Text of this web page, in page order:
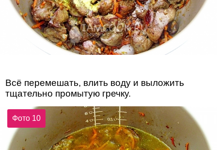
Всё перемешать, влить воду и выложить
тщательно промытую гречку.
Фото 10